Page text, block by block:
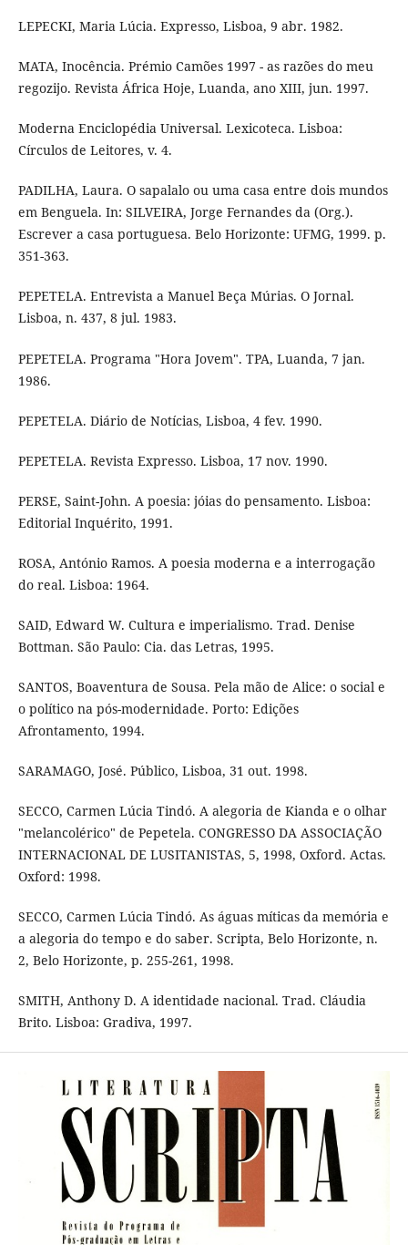
LEPECKI, Maria Lúcia. Expresso, Lisboa, 9 abr. 1982.
MATA, Inocência. Prémio Camões 1997 - as razões do meu
regozijo. Revista África Hoje, Luanda, ano XIII, jun. 1997.
Moderna Enciclopédia Universal. Lexicoteca. Lisboa:
Círculos de Leitores, v. 4.
PADILHA, Laura. O sapalalo ou uma casa entre dois mundos
em Benguela. In: SILVEIRA, Jorge Fernandes da (Org.).
Escrever a casa portuguesa. Belo Horizonte: UFMG, 1999. p.
351-363.
PEPETELA. Entrevista a Manuel Beça Múrias. O Jornal.
Lisboa, n. 437, 8 jul. 1983.
PEPETELA. Programa "Hora Jovem". TPA, Luanda, 7 jan.
1986.
PEPETELA. Diário de Notícias, Lisboa, 4 fev. 1990.
PEPETELA. Revista Expresso. Lisboa, 17 nov. 1990.
PERSE, Saint-John. A poesia: jóias do pensamento. Lisboa:
Editorial Inquérito, 1991.
ROSA, António Ramos. A poesia moderna e a interrogação
do real. Lisboa: 1964.
SAID, Edward W. Cultura e imperialismo. Trad. Denise
Bottman. São Paulo: Cia. das Letras, 1995.
SANTOS, Boaventura de Sousa. Pela mão de Alice: o social e
o político na pós-modernidade. Porto: Edições
Afrontamento, 1994.
SARAMAGO, José. Público, Lisboa, 31 out. 1998.
SECCO, Carmen Lúcia Tindó. A alegoria de Kianda e o olhar
"melancolérico" de Pepetela. CONGRESSO DA ASSOCIAÇÃO
INTERNACIONAL DE LUSITANISTAS, 5, 1998, Oxford. Actas.
Oxford: 1998.
SECCO, Carmen Lúcia Tindó. As águas míticas da memória e
a alegoria do tempo e do saber. Scripta, Belo Horizonte, n.
2, Belo Horizonte, p. 255-261, 1998.
SMITH, Anthony D. A identidade nacional. Trad. Cláudia
Brito. Lisboa: Gradiva, 1997.